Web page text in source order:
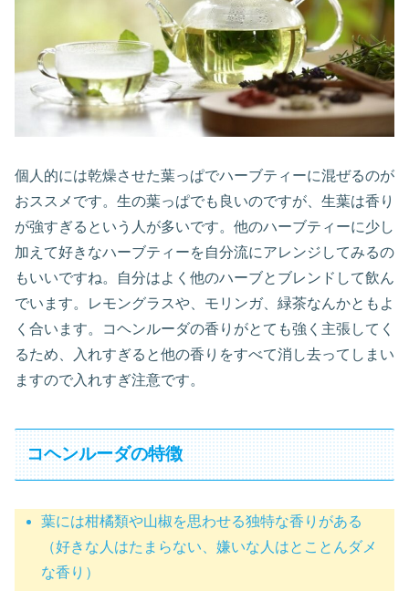
個人的には乾燥させた葉っぱでハーブティーに混ぜるのが
おススメです。生の葉っぱでも良いのですが、生葉は香り
が強すぎるという人が多いです。他のハーブティーに少し
加えて好きなハーブティーを自分流にアレンジしてみるの
もいいですね。自分はよく他のハーブとブレンドして飲ん
でいます。レモングラスや、モリンガ、緑茶なんかともよ
く合います。コヘンルーダの香りがとても強く主張してく
るため、入れすぎると他の香りをすべて消し去ってしまい
ますので入れすぎ注意です。
コヘンルーダの特徴
葉には柑橘類や山椒を思わせる独特な香りがある
（好きな人はたまらない、嫌いな人はとことんダメ
な香り）